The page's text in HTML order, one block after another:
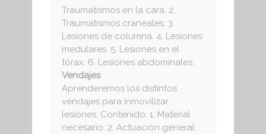
Traumatismos en la cara. 2.
Traumatismos craneales. 3.
Lesiones de columna. 4. Lesiones
medulares. 5. Lesiones en el
tórax. 6. Lesiones abdominales.
Vendajes
Aprenderemos los distintos
vendajes para inmovilizar
lesiones. Contenido: 1. Material
necesario. 2. Actuación general.